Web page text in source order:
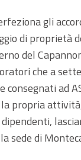
gli
di proprietà
del
che a
ad
propria
sede di